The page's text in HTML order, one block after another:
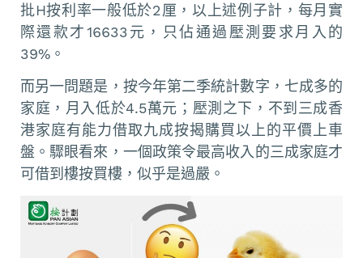
批H按利率一般低於2厘，以上述例子計，每月實
際還款才16633元，只佔通過壓測要求月入的
39%。
而另一問題是，按今年第二季統計數字，七成多的
家庭，月入低於4.5萬元；壓測之下，不到三成香
港家庭有能力借取九成按揭購買以上的平價上車
盤。驟眼看來，一個政策令最高收入的三成家庭才
可借到樓按買樓，似乎是過嚴。